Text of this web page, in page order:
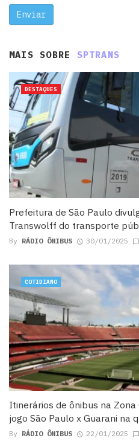
MAIS SOBRE SPTRANS
Prefeitura de São Paulo
Transwolff do transporte
By RÁDIO ÔNIBUS 30/01/2025
DESTAQUES
Itinerários de ônibus na
jogo São Paulo x Guarani na
By RÁDIO ÔNIBUS 22/01/2025
COTIDIANO